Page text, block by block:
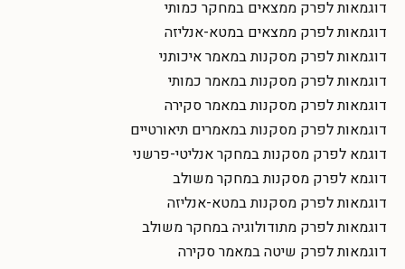
דוגמאות לפרק ממצאים במחקר כמותי
דוגמאות לפרק ממצאים במטא-אנליזה
דוגמאות לפרק מסקנות במאמר איכותני
דוגמאות לפרק מסקנות במאמר כמותי
דוגמאות לפרק מסקנות במאמר סקירה
דוגמאות לפרק מסקנות במאמרים תיאורטיים
דוגמא לפרק מסקנות במחקר אנליטי-פרשני
דוגמא לפרק מסקנות במחקר משולב
דוגמאות לפרק מסקנות במטא-אנליזה
דוגמאות לפרק מתודולוגיה במחקר משולב
דוגמאות לפרק שיטה במאמר סקירה